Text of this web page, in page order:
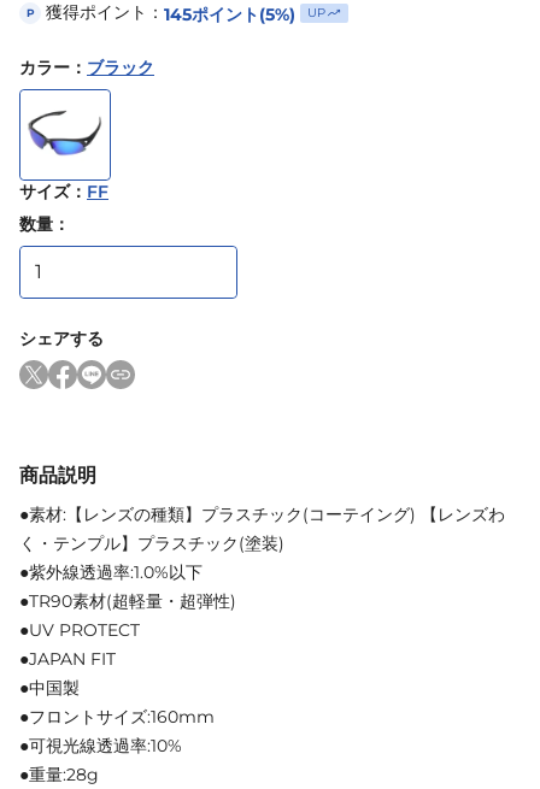
P 獲得ポイント： 145ポイント(5%) UP
カラー ： ブラック
サイズ： FF
数量：
シェアする
商品説明
●素材:【レンズの種類】プラスチック(コーテイング) 【レンズわ
く・テンプル】プラスチック(塗装)
●紫外線透過率:1.0%以下
●TR90素材(超軽量・超弾性)
●UV PROTECT
●JAPAN FIT
●中国製
●フロントサイズ:160mm
●可視光線透過率:10%
●重量:28g